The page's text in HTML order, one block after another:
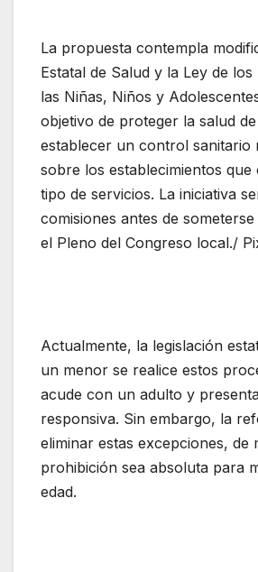
La propuesta contempla
Estatal de Salud y la Ley de
las Niñas, Niños y
objetivo de proteger la salud
establecer un control sanitario
sobre los establecimientos que
tipo de servicios. La iniciativa
comisiones antes de
el Pleno del Congreso local./
Actualmente, la legislación
un menor se realice estos
acude con un adulto y
responsiva. Sin embargo, la
eliminar estas excepciones, de
prohibición sea absoluta para
edad.